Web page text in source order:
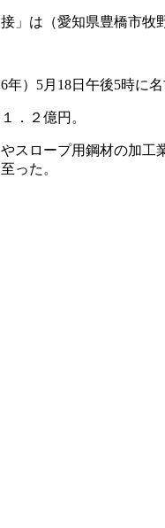
」は（愛知県豊橋市牧
年）5月18日午後5時に
．２億円。
スロープ用鋼材の加
った。